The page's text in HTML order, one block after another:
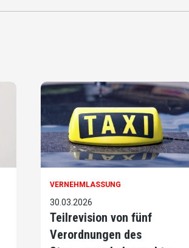
VERNEHMLASSUNG
30.03.2026
Teilrevision von fünf
Verordnungen des